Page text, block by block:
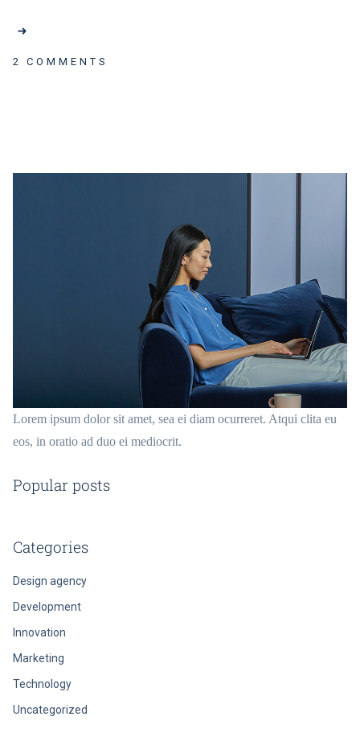
2 COMMENTS
Lorem ipsum dolor sit amet, sea ei diam ocurreret. Atqui clita eu
eos, in oratio ad duo ei mediocrit.
Popular posts
Categories
Design agency
Development
Innovation
Marketing
Technology
Uncategorized